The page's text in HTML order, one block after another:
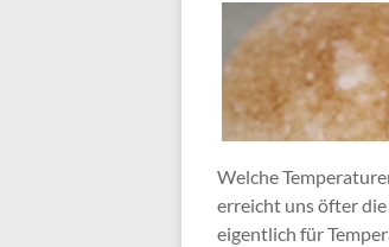
Welche
erreicht uns öfter
eigentlich für